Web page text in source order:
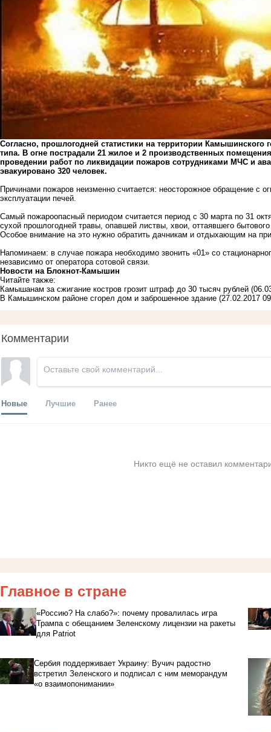
Согласно, прошлогодней статистики на территории Камышинского
типа. В огне пострадали 21 жилое и 2 производственных
проведении работ по ликвидации пожаров сотрудниками МЧС и
эвакуировано 320 человек.
Причинами пожаров неизменно считается: неосторожное обращение с
эксплуатации печей.
Самый пожароопасный периодом считается период с 30 марта по 31
сухой прошлогодней травы, опавшей листвы, хвои, оттаявшего
Особое внимание на это нужно обратить дачникам и отдыхающим на
Напоминаем: в случае пожара необходимо звонить «01» со
независимо от оператора сотовой связи.
Новости на Блoкнoт-Камышин
Читайте также:
Камышанам за сжигание костров грозит штраф до 30 тысяч рублей
В Камышинском районе сгорел дом и заброшенное здание (27.02.2017
Комментарии
Новые Лучшие Ранее
Никто ещё не оставил
Главное в стране
«Россию? На слабо?»: почему провалилась игра
Трампа с обещанием Зеленскому лицензии на ракеты
для Patriot
Сербия поддерживает Украину: Вучич радостно
встретил Зеленского и подписал с ним меморандум
«о взаимопонимании»